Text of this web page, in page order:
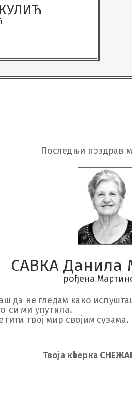
Последњи поздрав
САВКА
рођена
да не гледам како
си ми упутила.
твој мир својим сузама.
Твоја кћерка